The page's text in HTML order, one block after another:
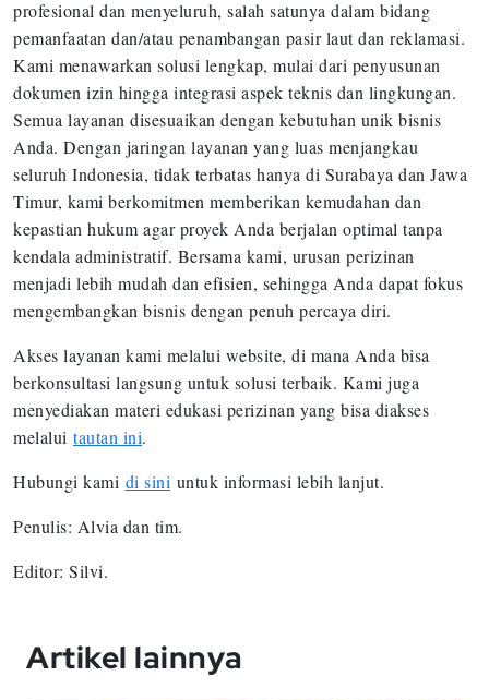
profesional dan menyeluruh, salah satunya dalam bidang
pemanfaatan dan/atau penambangan pasir laut dan reklamasi.
Kami menawarkan solusi lengkap, mulai dari penyusunan
dokumen izin hingga integrasi aspek teknis dan lingkungan.
Semua layanan disesuaikan dengan kebutuhan unik bisnis
Anda. Dengan jaringan layanan yang luas menjangkau
seluruh Indonesia, tidak terbatas hanya di Surabaya dan Jawa
Timur, kami berkomitmen memberikan kemudahan dan
kepastian hukum agar proyek Anda berjalan optimal tanpa
kendala administratif. Bersama kami, urusan perizinan
menjadi lebih mudah dan efisien, sehingga Anda dapat fokus
mengembangkan bisnis dengan penuh percaya diri.
Akses layanan kami melalui website, di mana Anda bisa
berkonsultasi langsung untuk solusi terbaik. Kami juga
menyediakan materi edukasi perizinan yang bisa diakses
melalui tautan ini.
Hubungi kami di sini untuk informasi lebih lanjut.
Penulis: Alvia dan tim.
Editor: Silvi.
Artikel lainnya